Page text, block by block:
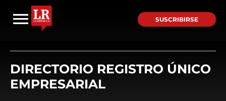
SUSCRIBIRSE
DIRECTORIO REGISTRO ÚNICO
EMPRESARIAL